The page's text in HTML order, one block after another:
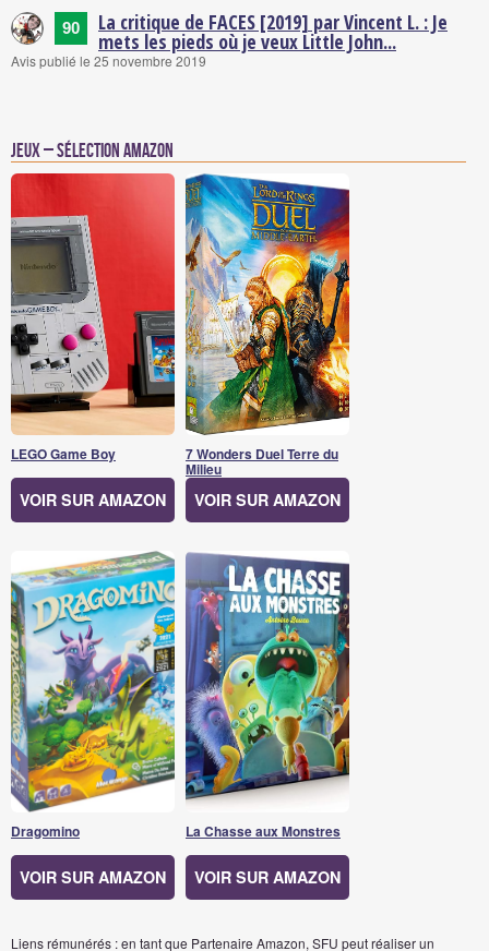
90 La critique de FACES [2019] par Vincent L. : Je
mets les pieds où je veux Little John...
Avis publié le 25 novembre 2019
Jeux – Sélection Amazon
LEGO Game Boy
VOIR SUR AMAZON
7 Wonders Duel Terre du
Milieu
VOIR SUR AMAZON
Dragomino
VOIR SUR AMAZON
La Chasse aux Monstres
VOIR SUR AMAZON
Liens rémunérés : en tant que Partenaire Amazon, SFU peut réaliser un